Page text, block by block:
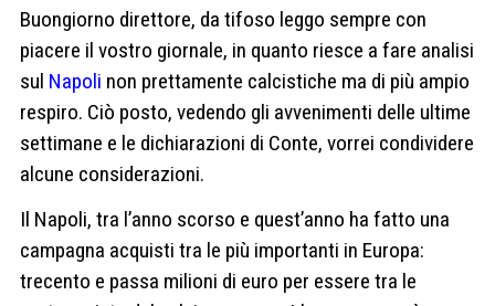
Buongiorno direttore, da tifoso leggo sempre con
piacere il vostro giornale, in quanto riesce a fare analisi
sul Napoli non prettamente calcistiche ma di più ampio
respiro. Ciò posto, vedendo gli avvenimenti delle ultime
settimane e le dichiarazioni di Conte, vorrei condividere
alcune considerazioni.
Il Napoli, tra l’anno scorso e quest’anno ha fatto una
campagna acquisti tra le più importanti in Europa:
trecento e passa milioni di euro per essere tra le